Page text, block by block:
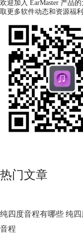
欢迎加入 EarMaster 产品
取更多软件动态和资源福利
热门文章
纯四度音程有哪些 纯
音程